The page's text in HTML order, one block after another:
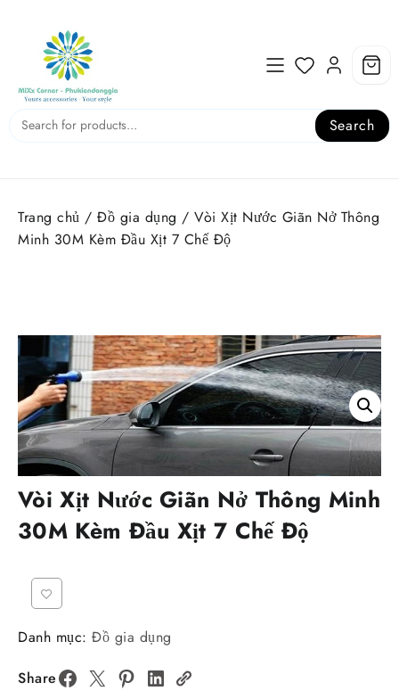
content
Search
Trang chủ / Đồ gia dụng / Vòi Xịt Nước Giãn Nở Thông
Minh 30M Kèm Đầu Xịt 7 Chế Độ
Vòi Xịt Nước Giãn Nở Thông Minh
30M Kèm Đầu Xịt 7 Chế Độ
Danh mục: Đồ gia dụng
Share